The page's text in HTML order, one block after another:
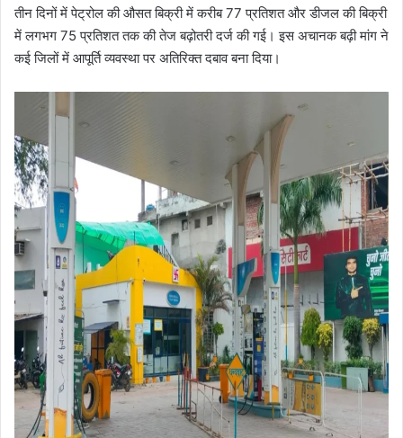
तीन दिनों में पेट्रोल की औसत बिक्री में करीब 77 प्रतिशत और डीजल की बिक्री
में लगभग 75 प्रतिशत तक की तेज बढ़ोतरी दर्ज की गई। इस अचानक बढ़ी मांग ने
कई जिलों में आपूर्ति व्यवस्था पर अतिरिक्त दबाव बना दिया।